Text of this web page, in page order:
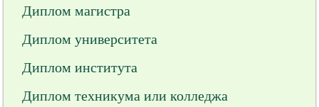
Диплом магистра
Диплом университета
Диплом института
Диплом техникума или колледжа